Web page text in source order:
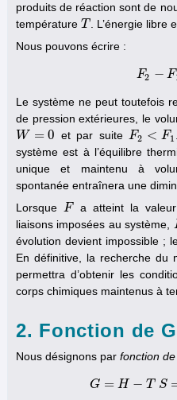
produits de réaction sont de
température T
T . L’énergie libre
Nous pouvons écrire :
F2 − F
F2−F
Le système ne peut toutefois
de pression extérieures, le
W = 0
W= 0 et par suite F2 < F1
F2 <F1
système est à l’équilibre
unique et maintenu à
spontanée entraînera une
Lorsque F
F
a atteint la
liaisons imposées au système,
évolution devient impossible ;
En définitive, la recherche du
permettra d’obtenir les
corps chimiques maintenus à
2. Fonction de
Nous désignons par fonction
G = H − T S
G =H−T S =